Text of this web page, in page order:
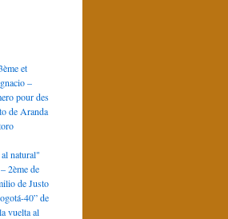
et
–
pour des
de Aranda
natural"
2ème de
de Justo
40” de
vuelta al